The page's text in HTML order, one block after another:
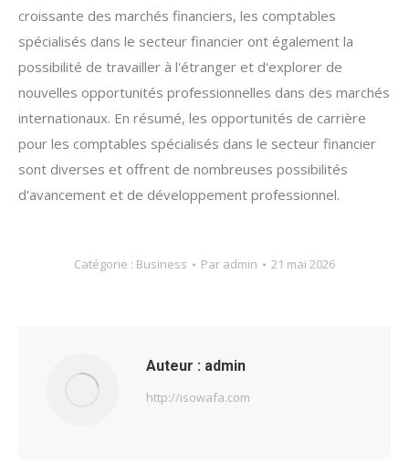
croissante des marchés financiers, les comptables
spécialisés dans le secteur financier ont également la
possibilité de travailler à l'étranger et d'explorer de
nouvelles opportunités professionnelles dans des marchés
internationaux. En résumé, les opportunités de carrière
pour les comptables spécialisés dans le secteur financier
sont diverses et offrent de nombreuses possibilités
d'avancement et de développement professionnel.
Catégorie : Business Par admin 21 mai 2026
Auteur : admin
http://isowafa.com